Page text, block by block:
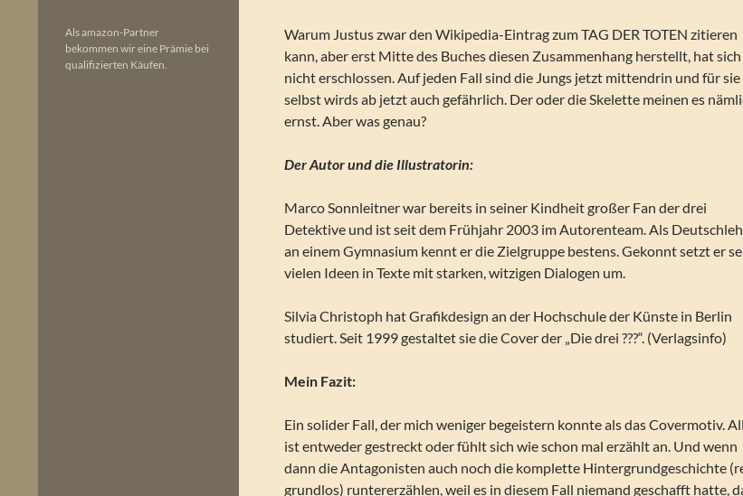
Warum Justus zwar den Wikipedia-Eintrag zum TAG DER TOTEN zitieren
kann, aber erst Mitte des Buches diesen Zusammenhang herstellt, hat
nicht erschlossen. Auf jeden Fall sind die Jungs jetzt mittendrin und für sie
selbst wirds ab jetzt auch gefährlich. Der oder die Skelette meinen es
ernst. Aber was genau?
Der Autor und die Illustratorin:
Marco Sonnleitner war bereits in seiner Kindheit großer Fan der drei
Detektive und ist seit dem Frühjahr 2003 im Autorenteam. Als
an einem Gymnasium kennt er die Zielgruppe bestens. Gekonnt setzt er
vielen Ideen in Texte mit starken, witzigen Dialogen um.
Silvia Christoph hat Grafikdesign an der Hochschule der Künste in Berlin
studiert. Seit 1999 gestaltet sie die Cover der „Die drei ???“. (Verlagsinfo)
Mein Fazit:
Ein solider Fall, der mich weniger begeistern konnte als das Covermotiv.
ist entweder gestreckt oder fühlt sich wie schon mal erzählt an. Und wenn
dann die Antagonisten auch noch die komplette Hintergrundgeschichte
grundlos) runtererzählen, weil es in diesem Fall niemand geschafft hatte,
Als amazon-Partner
bekommen wir eine Prämie bei
qualifizierten Käufen.